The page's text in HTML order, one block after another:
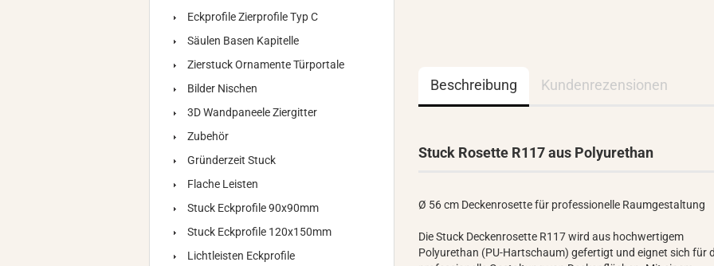
Beschreibung Kundenrezensionen
Stuck Rosette R117 aus Polyurethan
Ø 56 cm Deckenrosette für professionelle Raumgestaltung
Die Stuck Deckenrosette R117 wird aus hochwertigem
Polyurethan (PU-Hartschaum) gefertigt und eignet sich für
Eckprofile Zierprofile Typ C
Säulen Basen Kapitelle
Zierstuck Ornamente Türportale
Bilder Nischen
3D Wandpaneele Ziergitter
Zubehör
Gründerzeit Stuck
Flache Leisten
Stuck Eckprofile 90x90mm
Stuck Eckprofile 120x150mm
Lichtleisten Eckprofile